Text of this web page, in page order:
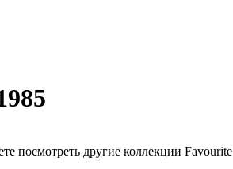
посмотреть другие коллекции Favourite